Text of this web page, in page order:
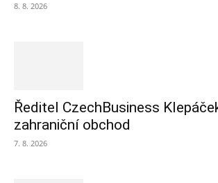
8. 8. 2026
Ředitel CzechBusiness
zahraniční obchod
7. 8. 2026